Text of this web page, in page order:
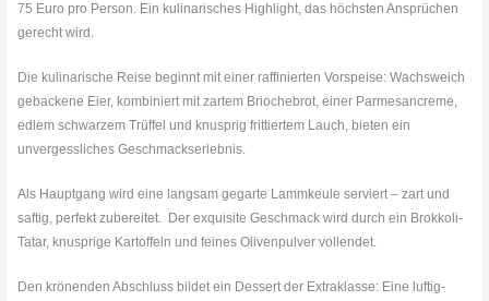
75 Euro pro Person. Ein kulinarisches Highlight, das höchsten Ansprüchen
gerecht wird.
Die kulinarische Reise beginnt mit einer raffinierten Vorspeise: Wachsweich
gebackene Eier, kombiniert mit zartem Briochebrot, einer Parmesancreme,
edlem schwarzem Trüffel und knusprig frittiertem Lauch, bieten ein
unvergessliches Geschmackserlebnis.
Als Hauptgang wird eine langsam gegarte Lammkeule serviert – zart und
saftig, perfekt zubereitet. Der exquisite Geschmack wird durch ein Brokkoli-
Tatar, knusprige Kartoffeln und feines Olivenpulver vollendet.
Den krönenden Abschluss bildet ein Dessert der Extraklasse: Eine luftig-